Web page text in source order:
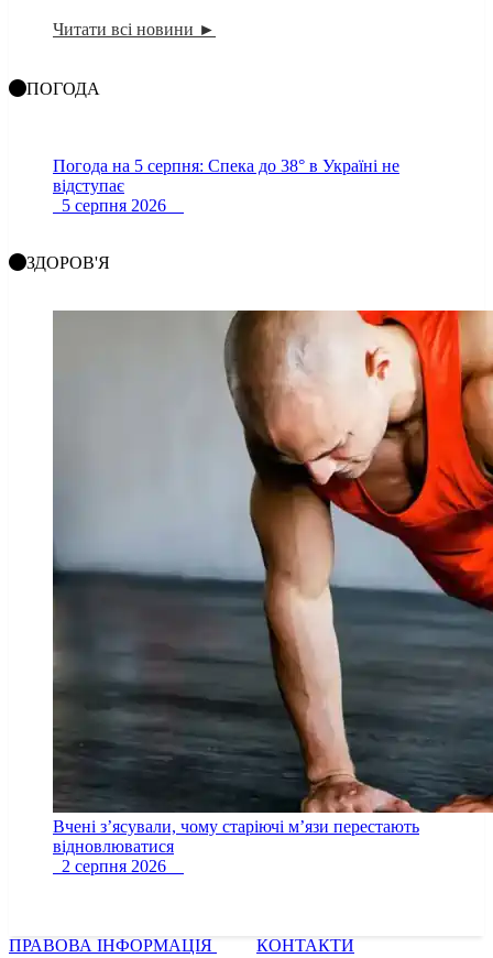
Читати всі новини ►
ПОГОДА
Погода на 5 серпня: Спека до 38° в Україні не
відступає
5 серпня 2026
ЗДОРОВ'Я
Вчені з’ясували, чому старіючі м’язи перестають
відновлюватися
2 серпня 2026
ПРАВОВА ІНФОРМАЦІЯ КОНТАКТИ